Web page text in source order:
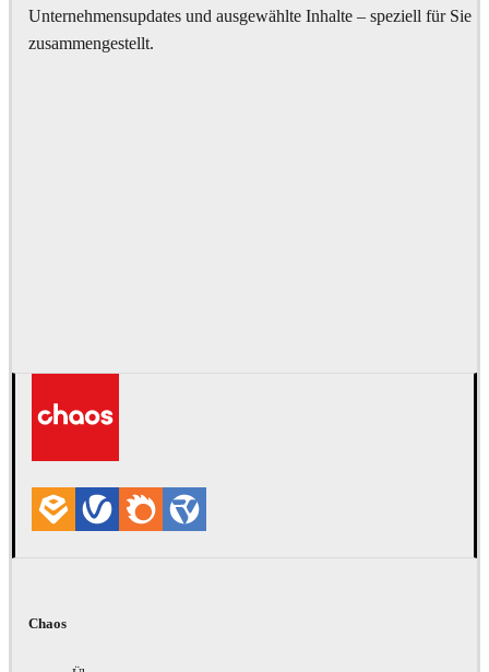
Unternehmensupdates und ausgewählte Inhalte – speziell für Sie
zusammengestellt.
Chaos